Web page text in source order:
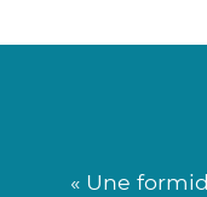
« Une